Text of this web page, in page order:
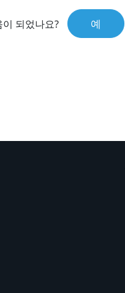
되었나요? 예